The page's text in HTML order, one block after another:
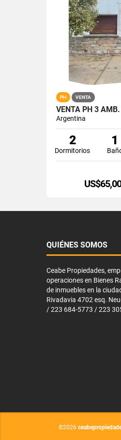
PH VENTA
Argentina
2
Dormitorios
1
QUIÉNES SOMOS
Ceabe Propiedades,
operaciones en Bienes
de inmuebles en la
Rivadavia 4702 esq.
/ 223 684-5773 / 223
©2026